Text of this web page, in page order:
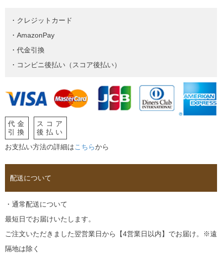
・クレジットカード
・AmazonPay
・代金引換
・コンビニ後払い（スコア後払い）
代金
引換
スコア
後払い
お支払い方法の詳細はこちらから
配送について
・通常配送について
最短日でお届けいたします。
ご注文いただきました翌営業日から【4営業日以内】でお届け。※遠
隔地は除く